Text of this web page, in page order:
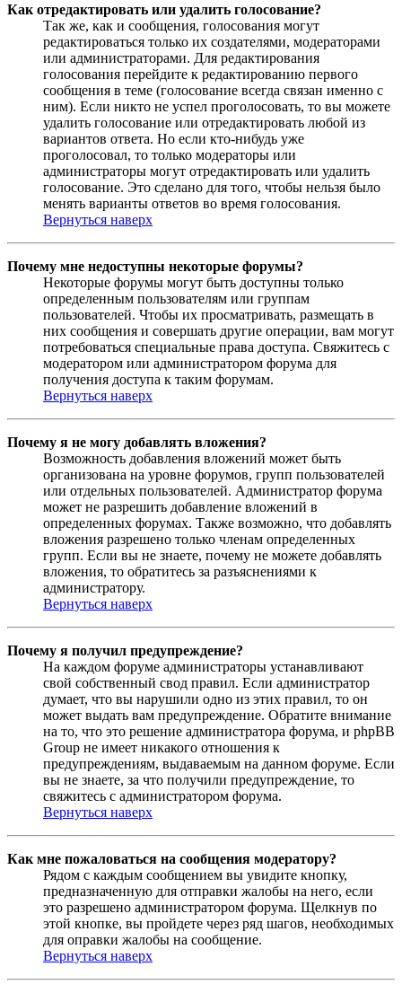
Как отредактировать или удалить голосование?
Так же, как и сообщения, голосования могут
редактироваться только их создателями, модераторами
или администраторами. Для редактирования
голосования перейдите к редактированию первого
сообщения в теме (голосование всегда связан именно с
ним). Если никто не успел проголосовать, то вы можете
удалить голосование или отредактировать любой из
вариантов ответа. Но если кто-нибудь уже
проголосовал, то только модераторы или
администраторы могут отредактировать или удалить
голосование. Это сделано для того, чтобы нельзя было
менять варианты ответов во время голосования.
Вернуться наверх
Почему мне недоступны некоторые форумы?
Некоторые форумы могут быть доступны только
определенным пользователям или группам
пользователей. Чтобы их просматривать, размещать в
них сообщения и совершать другие операции, вам могут
потребоваться специальные права доступа. Свяжитесь с
модератором или администратором форума для
получения доступа к таким форумам.
Вернуться наверх
Почему я не могу добавлять вложения?
Возможность добавления вложений может быть
организована на уровне форумов, групп пользователей
или отдельных пользователей. Администратор форума
может не разрешить добавление вложений в
определенных форумах. Также возможно, что добавлять
вложения разрешено только членам определенных
групп. Если вы не знаете, почему не можете добавлять
вложения, то обратитесь за разъяснениями к
администратору.
Вернуться наверх
Почему я получил предупреждение?
На каждом форуме администраторы устанавливают
свой собственный свод правил. Если администратор
думает, что вы нарушили одно из этих правил, то он
может выдать вам предупреждение. Обратите внимание
на то, что это решение администратора форума, и phpBB
Group не имеет никакого отношения к
предупреждениям, выдаваемым на данном форуме. Если
вы не знаете, за что получили предупреждение, то
свяжитесь с администратором форума.
Вернуться наверх
Как мне пожаловаться на сообщения модератору?
Рядом с каждым сообщением вы увидите кнопку,
предназначенную для отправки жалобы на него, если
это разрешено администратором форума. Щелкнув по
этой кнопке, вы пройдете через ряд шагов, необходимых
для оправки жалобы на сообщение.
Вернуться наверх